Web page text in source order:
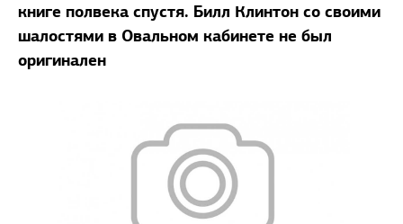
книге полвека спустя. Билл Клинтон со своими
шалостями в Овальном кабинете не был
оригинален